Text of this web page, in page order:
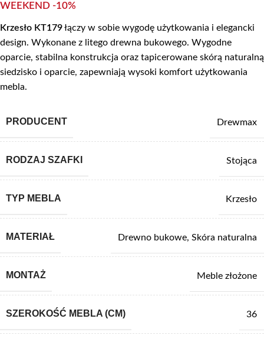
WEEKEND -10%
Krzesło KT179łączy w sobie wygodę użytkowania i elegancki
design. Wykonane z litego drewna bukowego. Wygodne
oparcie, stabilna konstrukcja oraz tapicerowane skórą naturalną
siedzisko i oparcie, zapewniają wysoki komfort użytkowania
mebla.
PRODUCENT Drewmax
RODZAJ SZAFKI Stojąca
TYP MEBLA Krzesło
MATERIAŁ Drewno bukowe, Skóra naturalna
MONTAŻ Meble złożone
SZEROKOŚĆ MEBLA (CM) 36